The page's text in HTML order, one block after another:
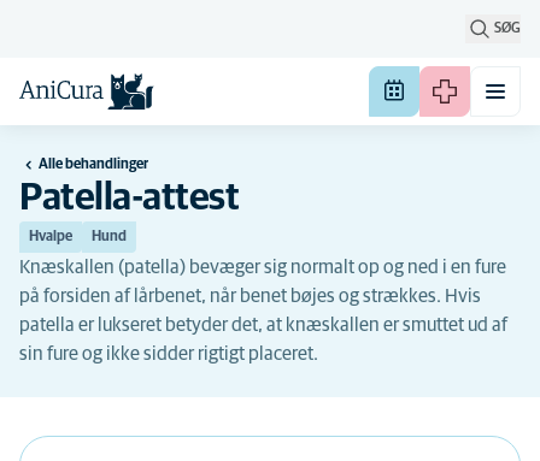
SØG
Alle behandlinger
Patella-attest
Hvalpe Hund
Knæskallen (patella) bevæger sig normalt op og ned i en fure
på forsiden af lårbenet, når benet bøjes og strækkes. Hvis
patella er lukseret betyder det, at knæskallen er smuttet ud af
sin fure og ikke sidder rigtigt placeret.